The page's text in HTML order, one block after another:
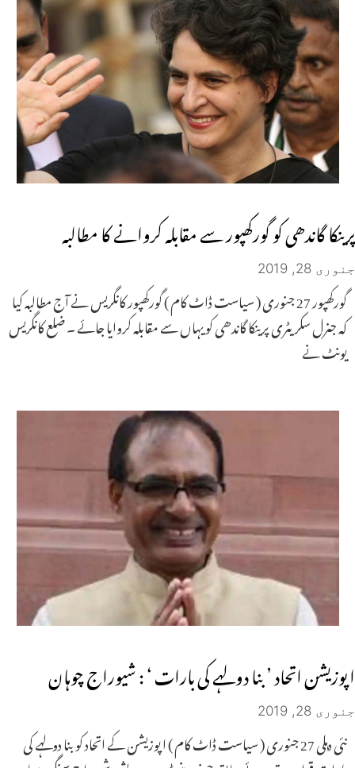
پرینکا گاندھی کو گورکھپور سے مقابلہ کروانے کا مطالبہ
جنوری 28, 2019
گورکھپور 27 جنوری ( سیاست ڈاٹ کام ) گورکھپور کانگریس نے آج مطالبہ کیا
کہ جنرل سکریٹری پرینکا گاندھی کو یہاں سے مقابلہ کروایا جائے ۔ ضلع کانگریس
یونٹ نے
اپوزیشن اتحاد ’ بنا دولہے کی بارات ‘ : شیوراج چوہان
جنوری 28, 2019
نئی دہلی 27 جنوری ( سیاست ڈاٹ کام ) اپوزیشن کے اتحاد کو بنا دولہے کی